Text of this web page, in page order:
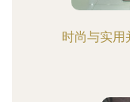
时尚与实用